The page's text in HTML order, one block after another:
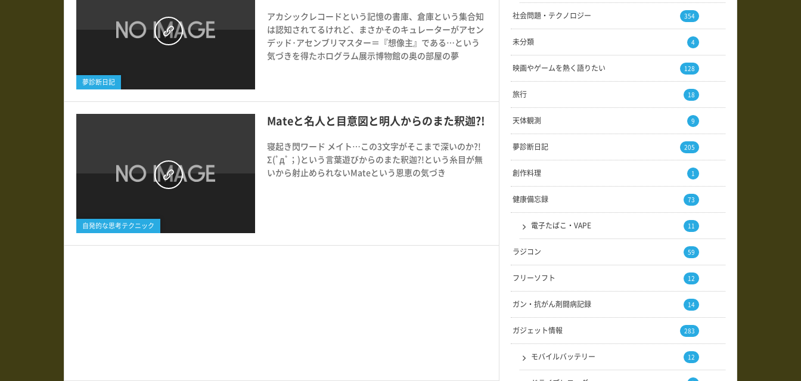
夢診断日記
0
アカシックレコードという記憶の書庫、倉庫という集合知
は認知されてるけれど、まさかそのキュレーターがアセン
デッド･アセンブリマスター＝『想像主』である…という
気づきを得たホログラム展示博物館の奥の部屋の夢
自発的な思考テクニック
0
Mateと名人と目意図と明人からのまた釈迦?!
寝起き閃ワード メイト…この3文字がそこまで深いのか?!
Σ(ﾟдﾟ；)という言葉遊びからのまた釈迦?!という糸目が無
いから射止められないMateという恩恵の気づき
社会問題・テクノロジー 354
未分類 4
映画やゲームを熱く語りたい 128
旅行 18
天体観測 9
夢診断日記 205
創作料理 1
健康備忘録 73
電子たばこ・VAPE 11
ラジコン 59
フリーソフト 12
ガン・抗がん剤闘病記録 14
ガジェット情報 283
モバイルバッテリー 12